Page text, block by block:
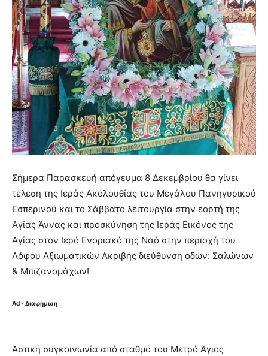
Σήμερα Παρασκευή απόγευμα 8 Δεκεμβρίου θα γίνει
τέλεση της Ιεράς Ακολουθίας του Μεγάλου Πανηγυρικού
Εσπερινού και το Σάββατο λειτουργία στην εορτή της
Αγίας Άννας και προσκύνηση της Ιεράς Εικόνος της
Αγίας στον Ιερό Ενοριακό της Ναό στην περιοχή του
Λόφου Αξιωματικών Ακριβής διεύθυνση οδών: Σαλώνων
& Μπιζανομάχων!
Ad - Διαφήμιση
Αστική συγκοινωνία από σταθμό του Μετρό Άγιος